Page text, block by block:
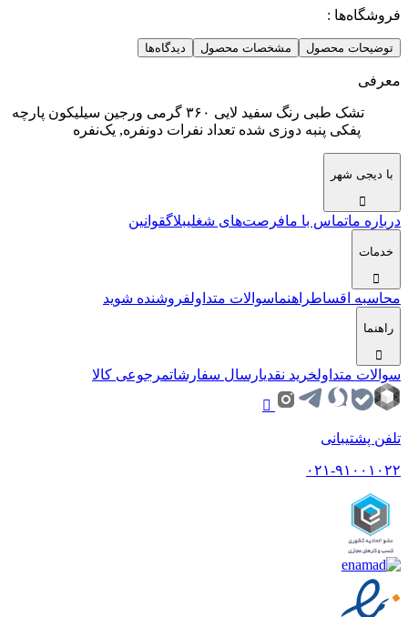
فروشگاه‌ها :
توضیحات محصول مشخصات محصول دیدگاه‌ها
معرفی
تشک طبی رنگ سفید لایی ۳۶۰ گرمی ورجین سیلیکون پارچه
پفکی پنبه دوزی شده تعداد نفرات دو‌نفره, یک‌نفره
با دیجی شهر
درباره ماتماس با مافرصت‌های شغلیبلاگقوانین
خدمات
محاسبه اقساطراهنماسوالات متداولفروشنده شوید
راهنما
سوالات متداولخرید نقدیارسال سفارشاتمرجوعی کالا
تلفن پشتیبانی
۰۲۱-۹۱۰۰۱۰۲۲